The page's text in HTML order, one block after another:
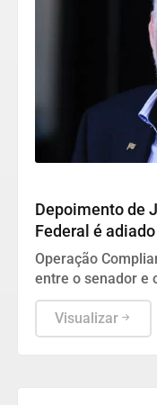
Depoimento de
Federal é
Operação
entre o senador e
contexto do caso
Visualizar